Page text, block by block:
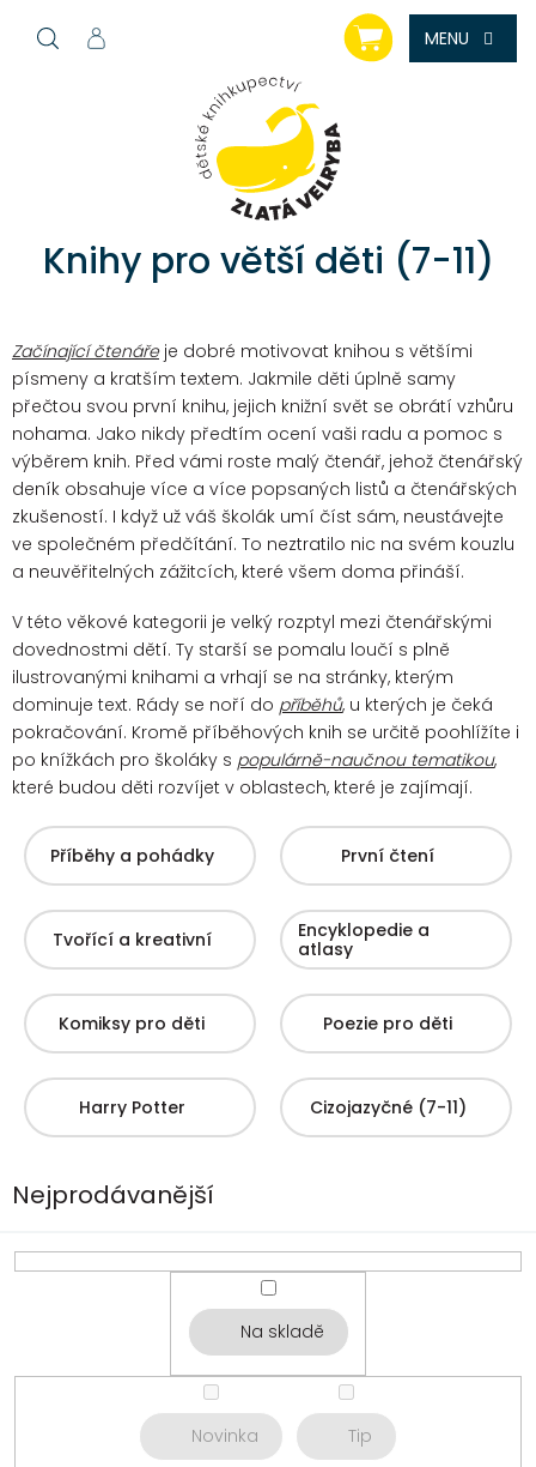
NÁKUPNÍ
KOŠÍK
Knihy pro větší děti (7-11)
Začínající čtenářeje dobré motivovat knihou s většími
písmeny a kratším textem. Jakmile děti úplně samy
přečtou svou první knihu, jejich knižní svět se obrátí vzhůru
nohama. Jako nikdy předtím ocení vaši radu a pomoc s
výběrem knih. Před vámi roste malý čtenář, jehož čtenářský
deník obsahuje více a více popsaných listů a čtenářských
zkušeností. I když už váš školák umí číst sám, neustávejte
ve společném předčítání. To neztratilo nic na svém kouzlu
a neuvěřitelných zážitcích, které všem doma přináší.
V této věkové kategorii je velký rozptyl mezi čtenářskými
dovednostmi dětí. Ty starší se pomalu loučí s plně
ilustrovanými knihami a vrhají se na stránky, kterým
dominuje text. Rády se noří do příběhů, u kterých je čeká
pokračování. Kromě příběhových knih se určitě poohlížíte i
po knížkách pro školáky s populárně-naučnou tematikou,
které budou děti rozvíjet v oblastech, které je zajímají.
Příběhy a pohádky První čtení
Tvořící a kreativní
Encyklopedie a
atlasy
Komiksy pro děti Poezie pro děti
Harry Potter Cizojazyčné (7-11)
Nejprodávanější
Na skladě
Novinka Tip